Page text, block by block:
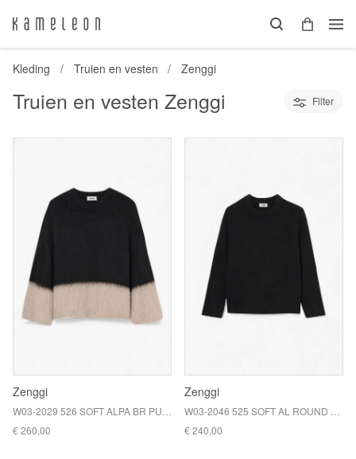
Kleding Truien en vesten Zenggi
Truien en vesten Zenggi Filter
Zenggi
€ 260,00
Zenggi
€ 240,00